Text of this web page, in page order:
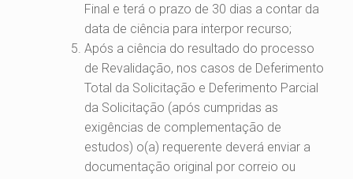
Final e terá o prazo de 30 dias a contar da
data de ciência para interpor recurso;
Após a ciência do resultado do processo
de Revalidação, nos casos de Deferimento
Total da Solicitação e Deferimento Parcial
da Solicitação (após cumpridas as
exigências de complementação de
estudos) o(a) requerente deverá enviar a
documentação original por correio ou